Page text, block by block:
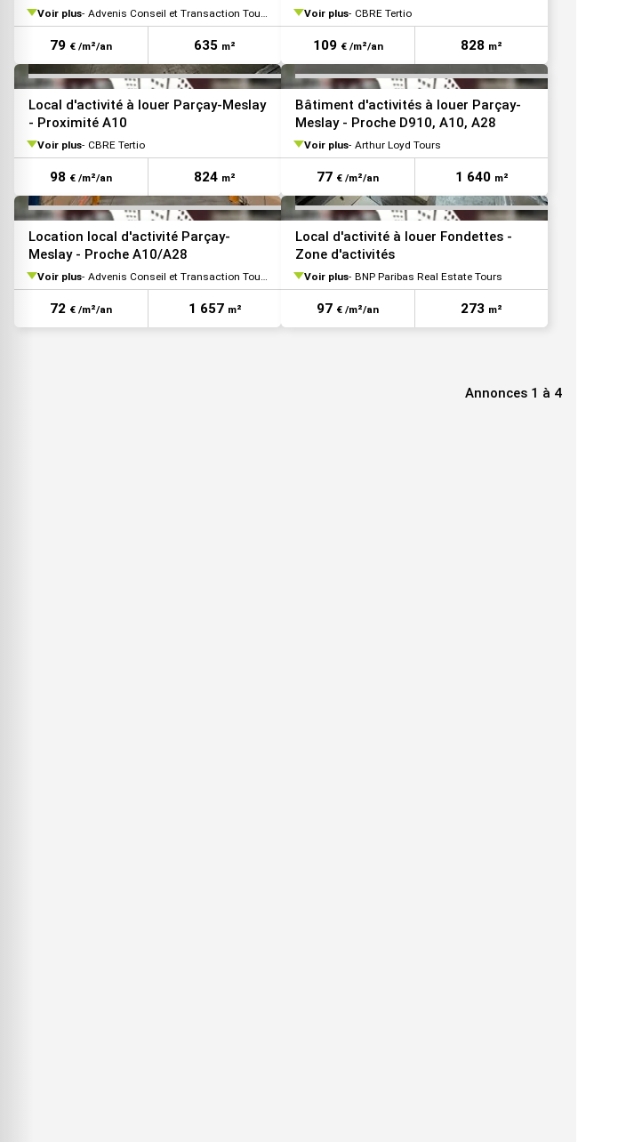
Voir plus Advenis Conseil et Transaction Tours
79 € /m²/an 635 m²
Voir plus CBRE Tertio
109 € /m²/an 828 m²
Local d'activité à louer Parçay-Meslay
- Proximité A10
Voir plus CBRE Tertio
98 € /m²/an 824 m²
Bâtiment d'activités à louer Parçay-
Meslay - Proche D910, A10, A28
Voir plus Arthur Loyd Tours
77 € /m²/an 1 640 m²
VOIR TOUTES LES PHOTOS
Location local d'activité Parçay-
Meslay - Proche A10/A28
Voir plus Advenis Conseil et Transaction Tours
72 € /m²/an 1 657 m²
VOIR TOUTES LES PHOTOS
Local d'activité à louer Fondettes -
Zone d'activités
Voir plus BNP Paribas Real Estate Tours
97 € /m²/an 273 m²
Annonces 1 à 4